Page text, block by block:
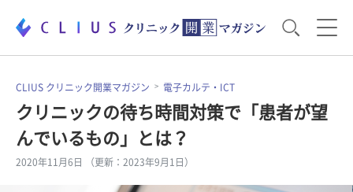
お役立ち資料 運営・経営のポイント
開業医のリアル
CLIUS クリニック開業マガジン 電子カルテ・ICT
クリニックの待ち時間対策で「患者が望
んでいるもの」とは？
2020年11月6日 （更新：2023年9月1日）